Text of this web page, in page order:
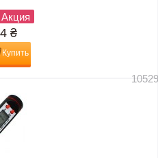
Акция
₴
Купить